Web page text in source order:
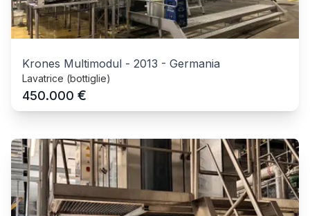
Krones Multimodul - 2013 - Germania
Lavatrice (bottiglie)
450.000 €